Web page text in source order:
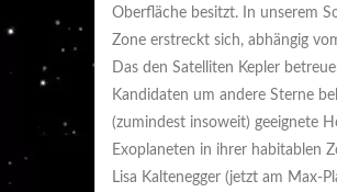
Oberfläche besitzt. In unserem
Zone erstreckt sich, abhängig
Das den Satelliten Kepler
Kandidaten um andere Sterne
(zumindest insoweit) geeignete
Exoplaneten in ihrer habitablen
Lisa Kaltenegger (jetzt am Max-